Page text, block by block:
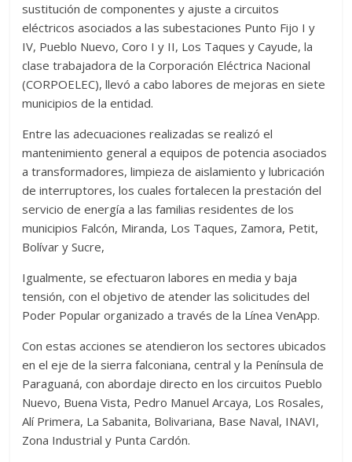
sustitución de componentes y ajuste a circuitos
eléctricos asociados a las subestaciones Punto Fijo I y
IV, Pueblo Nuevo, Coro I y II, Los Taques y Cayude, la
clase trabajadora de la Corporación Eléctrica Nacional
(CORPOELEC), llevó a cabo labores de mejoras en siete
municipios de la entidad.
Entre las adecuaciones realizadas se realizó el
mantenimiento general a equipos de potencia asociados
a transformadores, limpieza de aislamiento y lubricación
de interruptores, los cuales fortalecen la prestación del
servicio de energía a las familias residentes de los
municipios Falcón, Miranda, Los Taques, Zamora, Petit,
Bolívar y Sucre,
Igualmente, se efectuaron labores en media y baja
tensión, con el objetivo de atender las solicitudes del
Poder Popular organizado a través de la Línea VenApp.
Con estas acciones se atendieron los sectores ubicados
en el eje de la sierra falconiana, central y la Península de
Paraguaná, con abordaje directo en los circuitos Pueblo
Nuevo, Buena Vista, Pedro Manuel Arcaya, Los Rosales,
Alí Primera, La Sabanita, Bolivariana, Base Naval, INAVI,
Zona Industrial y Punta Cardón.